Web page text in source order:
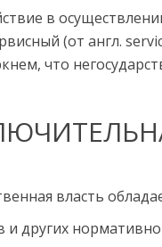
в
(от англ.
что
власть
и других